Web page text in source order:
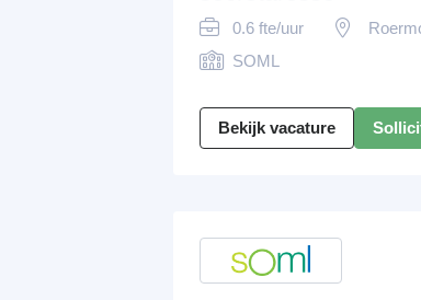
0.6 fte/uur
SOML
Bekijk vacature